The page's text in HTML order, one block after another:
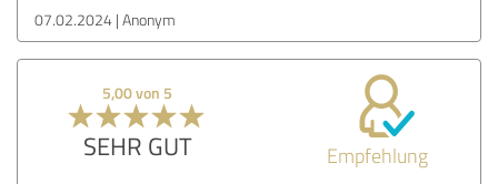
07.02.2024 Anonym
5,00 von 5
SEHR GUT Empfehlung